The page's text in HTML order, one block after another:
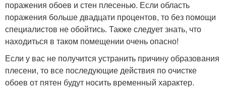
поражения обоев и стен плесенью. Если область
поражения больше двадцати процентов, то без помощи
специалистов не обойтись. Также следует знать, что
находиться в таком помещении очень опасно!
Если у вас не получится устранить причину образования
плесени, то все последующие действия по очистке
обоев от пятен будут носить временный характер.